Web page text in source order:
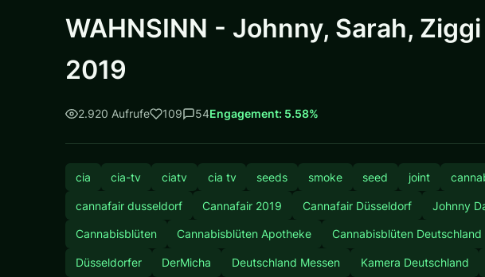
WAHNSINN - Johnny, Sarah,
2019
2.920 Aufrufe 109 54Engagement: 5.58%
cia cia-tv ciatv cia tv seeds smoke seed joint
cannafair dusseldorf Cannafair 2019 Cannafair Düsseldorf Johnny
Cannabisblüten Cannabisblüten Apotheke Cannabisblüten Deutschland
Düsseldorfer DerMicha Deutschland Messen Kamera Deutschland